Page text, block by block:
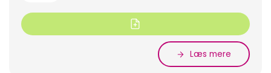
Læs mere